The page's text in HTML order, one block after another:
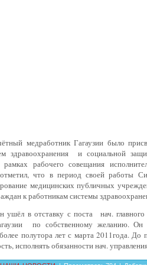
медработник Гагаузии было
здравоохранения и социальной
рамках рабочего совещания
что в период своей работы
медицинских публичных
к работникам системы
ушёл в отставку с поста нач.
по собственному желанию. Он
полутора лет с марта 2011года.
исполнять обязанности нач.